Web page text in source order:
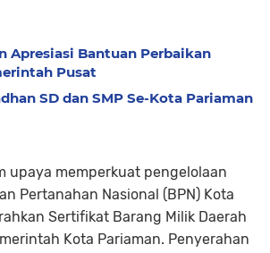
Apresiasi Bantuan Perbaikan
Pusat
SD dan SMP Se-Kota Pariaman
upaya memperkuat pengelolaan
Pertanahan Nasional (BPN) Kota
Sertifikat Barang Milik Daerah
Kota Pariaman. Penyerahan